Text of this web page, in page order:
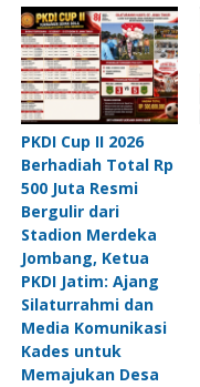
PKDI Cup II 2026
Berhadiah Total Rp
500 Juta Resmi
Bergulir dari
Stadion Merdeka
Jombang, Ketua
PKDI Jatim: Ajang
Silaturrahmi dan
Media Komunikasi
Kades untuk
Memajukan Desa